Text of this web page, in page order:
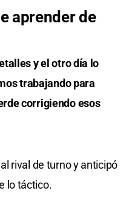
aprender de
y el otro día lo
trabajando para
corrigiendo esos
rival de turno y anticipó
lo táctico.